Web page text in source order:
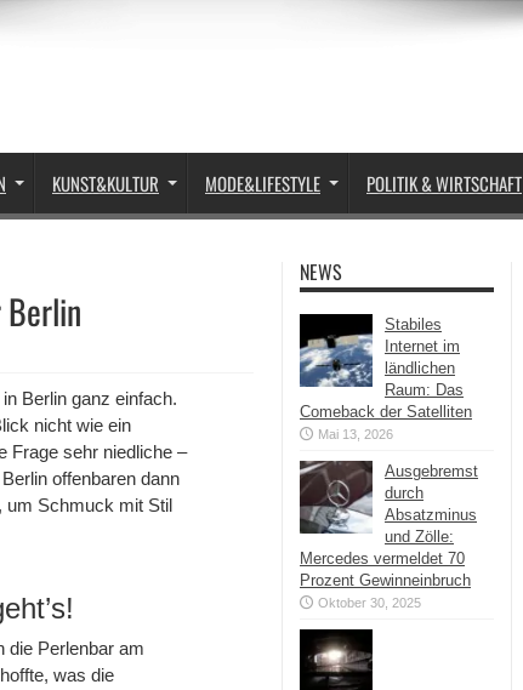
KUNST&KULTUR MODE&LIFESTYLE POLITIK & WIRTSCHAFT
Berlin ganz einfach.
nicht wie ein
Frage sehr niedliche –
offenbaren dann
um Schmuck mit Stil
die Perlenbar am
was die
NEWS
Stabiles
Internet im
ländlichen
Raum: Das
Comeback der Satelliten
Mai 13, 2026
Ausgebremst
durch
Absatzminus
und Zölle:
Mercedes vermeldet 70
Prozent Gewinneinbruch
Oktober 30, 2025